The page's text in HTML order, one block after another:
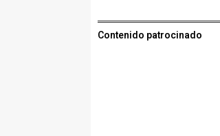
Contenido patrocinado